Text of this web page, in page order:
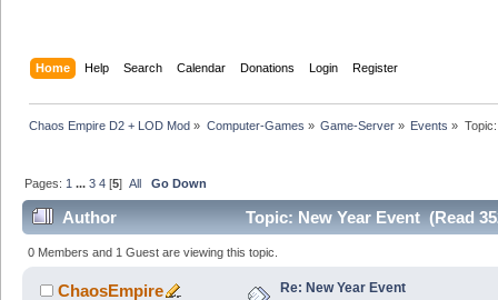
Home Help Search Calendar Donations Login Register
Chaos Empire D2 + LOD Mod » Computer-Games » Game-Server» Events »
Pages: 1 ...3 4 [5]All Go Down
Author Topic: New Year Event (Read
0 Members and 1 Guest are viewing this topic.
ChaosEmpire Re: New Year Event